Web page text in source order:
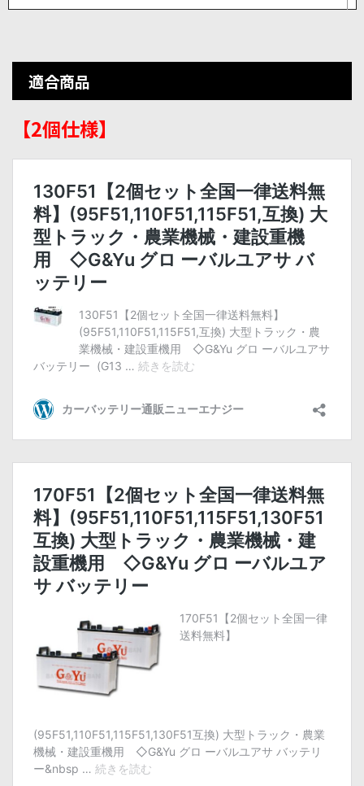
適合商品
【2個仕様】